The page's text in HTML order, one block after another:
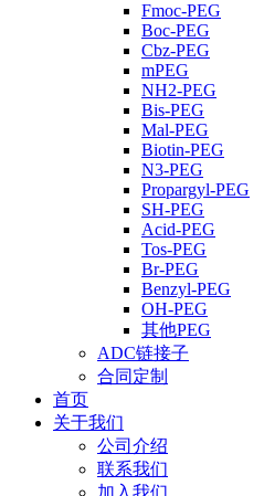
Fmoc-PEG
Boc-PEG
Cbz-PEG
mPEG
NH2-PEG
Bis-PEG
Mal-PEG
Biotin-PEG
N3-PEG
Propargyl-PEG
SH-PEG
Acid-PEG
Tos-PEG
Br-PEG
Benzyl-PEG
OH-PEG
其他PEG
ADC链接子
合同定制
首页
关于我们
公司介绍
联系我们